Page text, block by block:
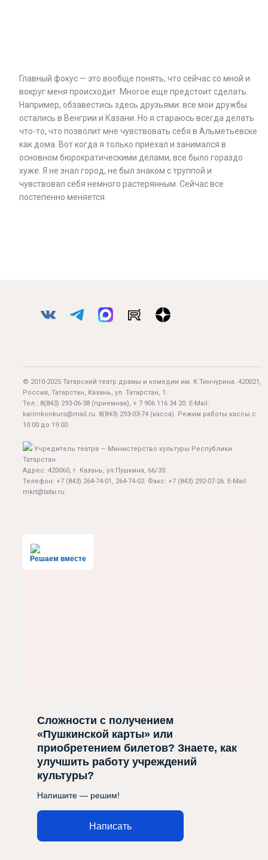
Главный фокус — это вообще понять, что сейчас со мной и
вокруг меня происходит. Многое еще предстоит сделать.
Например, обзавестись здесь друзьями: все мои дружбы
остались в Венгрии и Казани. Но я стараюсь всегда делать
что-то, что позволит мне чувствовать себя в Альметьевске
как дома. Вот когда я только приехал и занимался в
основном бюрократическими делами, все было гораздо
хуже. Я не знал город, не был знаком с труппой и
чувствовал себя немного растерянным. Сейчас все
постепенно меняется.
© 2010-2025 Татарский театр драмы и комедии им. К.Тинчурина. 420021,
Россия, Татарстан, Казань, ул. Татарстан, 1.
Тел.: 8(843) 293-06-38 (приемная), + 7 906 116 34 20. E-Mail:
karimkonkurs@mail.ru. 8(843) 293-03-74 (касса). Режим работы кассы с
10:00 до 19:00.
Учредитель театра — Министерство культуры Республики
Татарстан
Адрес: 420060, г. Казань, ул.Пушкина, 66/33.
Телефон: +7 (843) 264-74-01, 264-74-02. Факс: +7 (843) 292-07-26. E-Mail:
mkrt@tatar.ru
Решаем вместе
Сложности с получением
«Пушкинской карты» или
приобретением билетов? Знаете, как
улучшить работу учреждений
культуры?
Напишите — решим!
Написать